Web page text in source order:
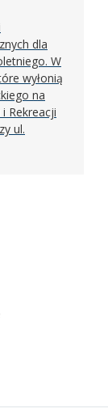
dla
W
wyłonią
na
Rekreacji
ul.